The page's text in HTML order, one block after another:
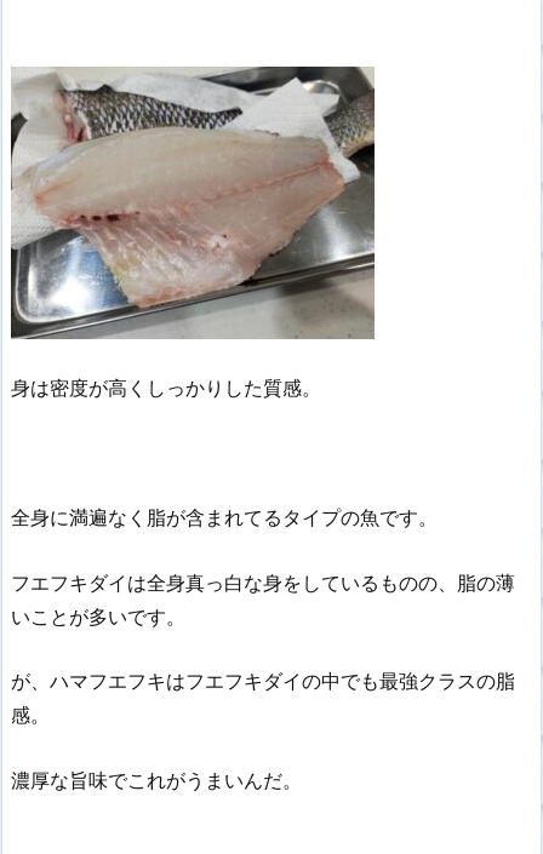
身は密度が高くしっかりした質感。
全身に満遍なく脂が含まれてるタイプの魚です。
フエフキダイは全身真っ白な身をしているものの、脂の薄
いことが多いです。
が、ハマフエフキはフエフキダイの中でも最強クラスの脂
感。
濃厚な旨味でこれがうまいんだ。